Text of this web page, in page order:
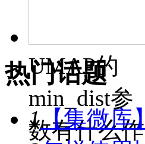
UMAP的
min_dist参
数有什么作
热门话题
1【集微库